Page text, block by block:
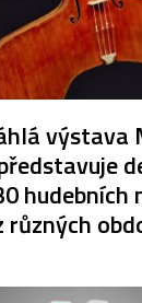
výstava
hudebních
různých